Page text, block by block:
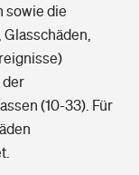
sowie die
der
(10-33). Für